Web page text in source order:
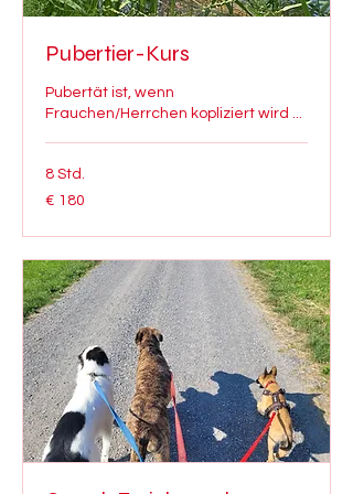
Pubertier-Kurs
Pubertät ist, wenn
Frauchen/Herrchen kopliziert wird ...
8 Std.
180
Euro
€ 180